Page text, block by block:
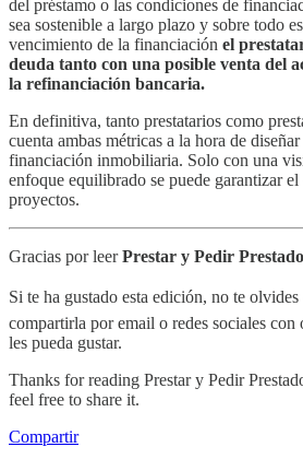
del préstamo o las condiciones de
sea sostenible a largo plazo y sobre todo
vencimiento de la financiación el
deuda tanto con una posible venta del
la refinanciación bancaria.
En definitiva, tanto prestatarios como
cuenta ambas métricas a la hora de
financiación inmobiliaria. Solo con una
enfoque equilibrado se puede garantizar
proyectos.
Gracias por leerPrestar y Pedir Prestado
Si te ha gustado esta edición, no te
compartirla por email o redes sociales con
les pueda gustar.
Thanks for reading Prestar y Pedir
feel free to share it.
Compartir